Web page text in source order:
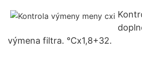
výmena filtra. °Cx1,8+32.